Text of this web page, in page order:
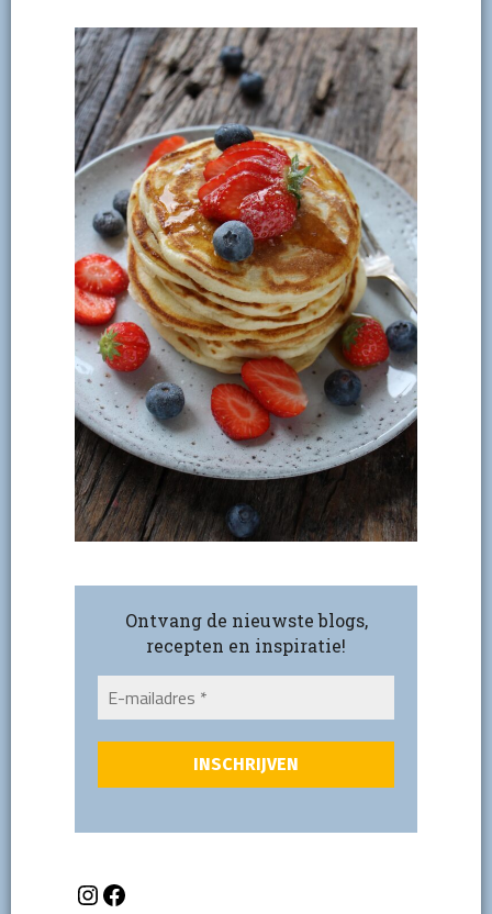
Ontvang de nieuwste blogs,
recepten en inspiratie!